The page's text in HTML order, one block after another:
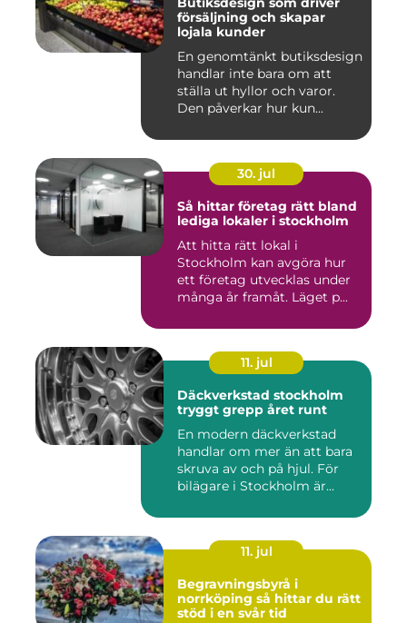
försäljning och skapar
lojala kunder
En genomtänkt butiksdesign
handlar inte bara om att
ställa ut hyllor och varor.
Den påverkar hur kun...
30. jul
Så hittar företag rätt bland
lediga lokaler i stockholm
Att hitta rätt lokal i
Stockholm kan avgöra hur
ett företag utvecklas under
många år framåt. Läget p...
11. jul
Däckverkstad stockholm
tryggt grepp året runt
En modern däckverkstad
handlar om mer än att bara
skruva av och på hjul. För
bilägare i Stockholm är...
11. jul
Begravningsbyrå i
norrköping så hittar du rätt
stöd i en svår tid